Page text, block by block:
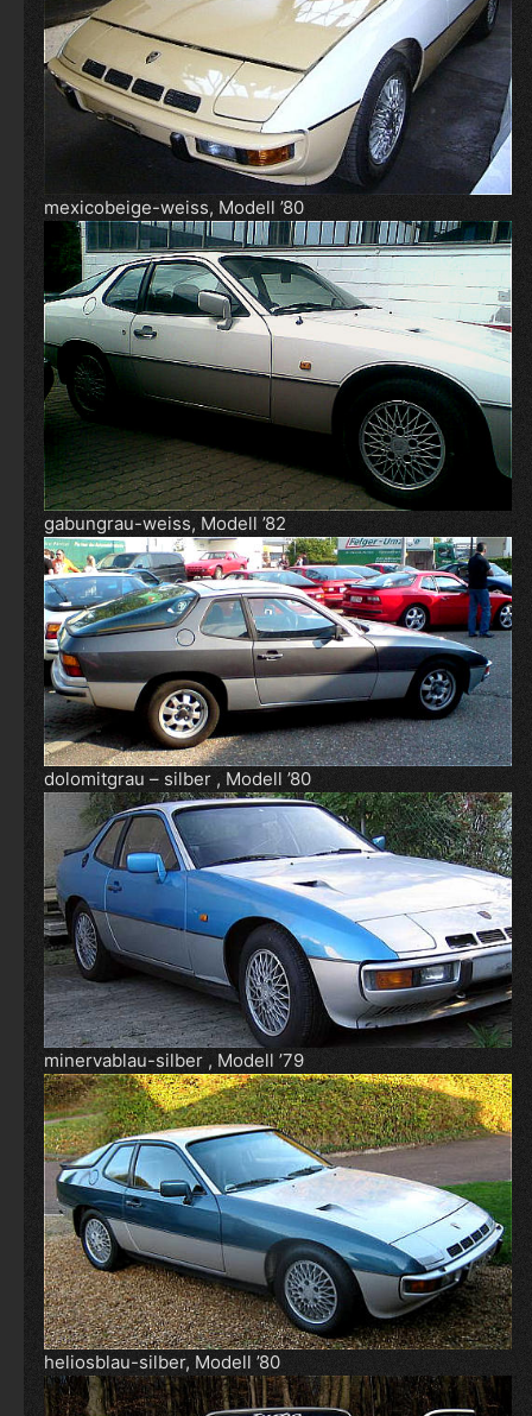
mexicobeige-weiss, Modell ’80
gabungrau-weiss, Modell ’82
dolomitgrau – silber , Modell ’80
minervablau-silber , Modell ’79
heliosblau-silber, Modell ’80